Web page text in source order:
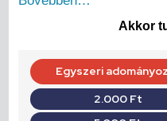
Akkor